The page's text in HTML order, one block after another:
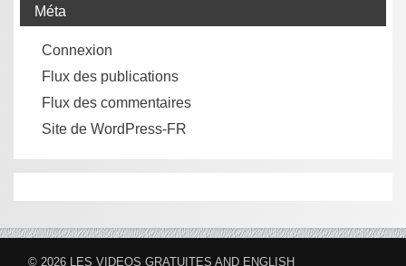
Méta
Connexion
Flux des publications
Flux des commentaires
Site de WordPress-FR
© 2026 LES VIDEOS GRATUITES AND ENGLISH